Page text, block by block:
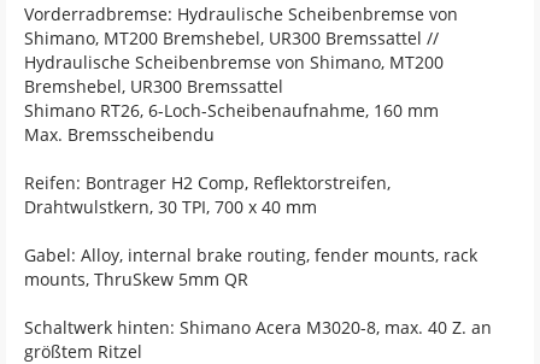
Vorderradbremse: Hydraulische Scheibenbremse von
Shimano, MT200 Bremshebel, UR300 Bremssattel //
Hydraulische Scheibenbremse von Shimano, MT200
Bremshebel, UR300 Bremssattel
Shimano RT26, 6-Loch-Scheibenaufnahme, 160 mm
Max. Bremsscheibendu
Reifen: Bontrager H2 Comp, Reflektorstreifen,
Drahtwulstkern, 30 TPI, 700 x 40 mm
Gabel: Alloy, internal brake routing, fender mounts, rack
mounts, ThruSkew 5mm QR
Schaltwerk hinten: Shimano Acera M3020-8, max. 40 Z. an
größtem Ritzel